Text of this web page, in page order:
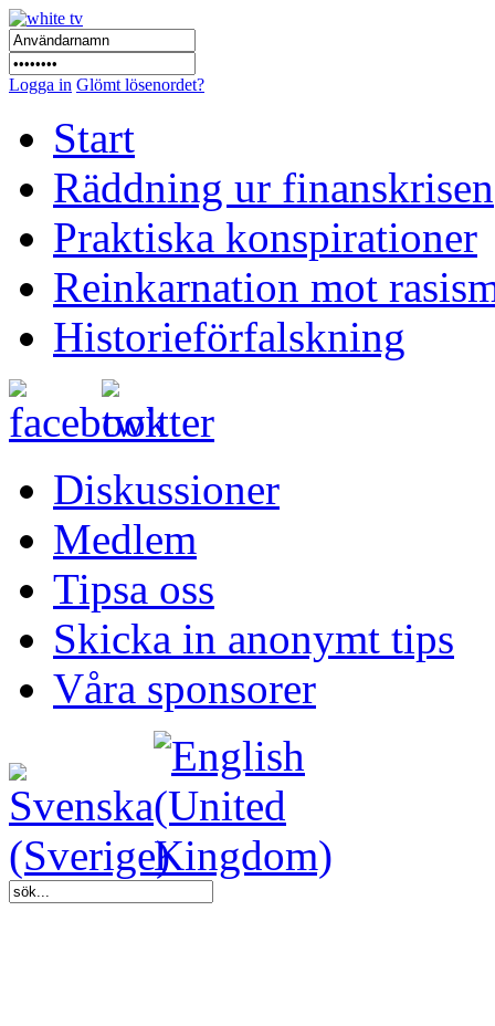
Logga in Glömt lösenordet?
Start
Räddning ur finanskrisen
Praktiska konspirationer
Reinkarnation mot
Historieförfalskning
Diskussioner
Medlem
Tipsa oss
Skicka in anonymt tips
Våra sponsorer